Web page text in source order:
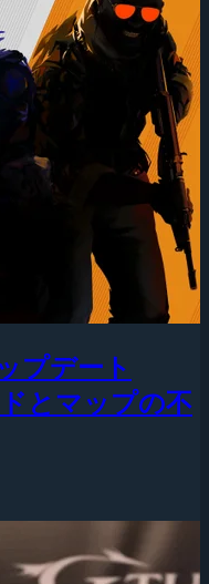
プデート
とマップの不